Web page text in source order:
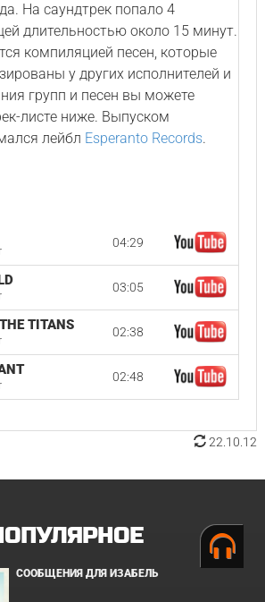
На саундтрек попало 4
длительностью около 15 минут.
компиляцией песен, которые
у других исполнителей и
групп и песен вы можете
листе ниже. Выпуском
лейбл Esperanto Records.
04:29
03:05
TITANS 02:38
02:48
22.10.12
СООБЩЕНИЯ ДЛЯ ИЗАБЕЛЬ